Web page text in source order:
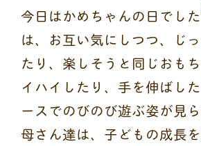
今日はかめちゃんの日でした
は、お互い気にしつつ、じ
たり、楽しそうと同じおも
イハイしたり、手を伸ばし
ースでのびのび遊ぶ姿が見
母さん達は、子どもの成長